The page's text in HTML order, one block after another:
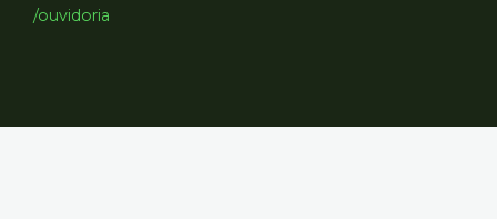
/ouvidoria